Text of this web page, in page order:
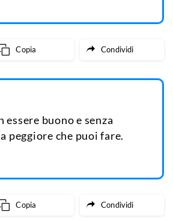
Copia Condividi
essere buono e senza
peggiore che puoi fare.
Copia Condividi